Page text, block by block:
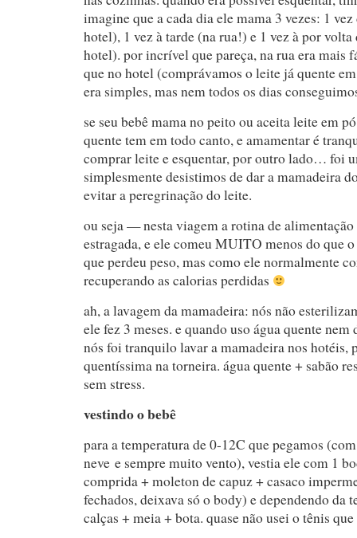
imagine que a cada dia ele mama 3 vezes: 1
hotel), 1 vez à tarde (na rua!) e 1 vez à por
hotel). por incrível que pareça, na rua era mais
que no hotel (comprávamos o leite já quente
era simples, mas nem todos os dias
se seu bebê mama no peito ou aceita leite em
quente tem em todo canto, e amamentar é
comprar leite e esquentar, por outro lado… foi
simplesmente desistimos de dar a mamadeira
evitar a peregrinação do leite.
ou seja — nesta viagem a rotina de
estragada, e ele comeu MUITO menos do que
que perdeu peso, mas como ele normalmente
recuperando as calorias perdidas
ah, a lavagem da mamadeira: nós não
ele fez 3 meses. e quando uso água quente nem
nós foi tranquilo lavar a mamadeira nos hotéis,
quentíssima na torneira. água quente + sabão
sem stress.
vestindo o bebê
para a temperatura de 0-12C que pegamos
neve e sempre muito vento), vestia ele com 1
comprida + moleton de capuz + casaco
fechados, deixava só o body) e dependendo da
calças + meia + bota. quase não usei o tênis